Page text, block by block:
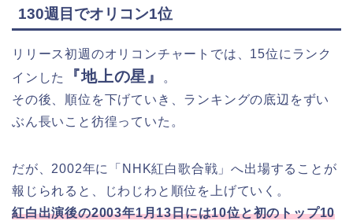
130週目でオリコン1位
リリース初週のオリコンチャートでは、15位にランク
インした
『地上の星』
。
その後、順位を下げていき、ランキングの底辺をずい
ぶん長いこと彷徨っていた。
だが、2002年に「NHK紅白歌合戦」へ出場することが
報じられると、じわじわと順位を上げていく。
紅白出演後の2003年1月13日には10位と初のトップ10